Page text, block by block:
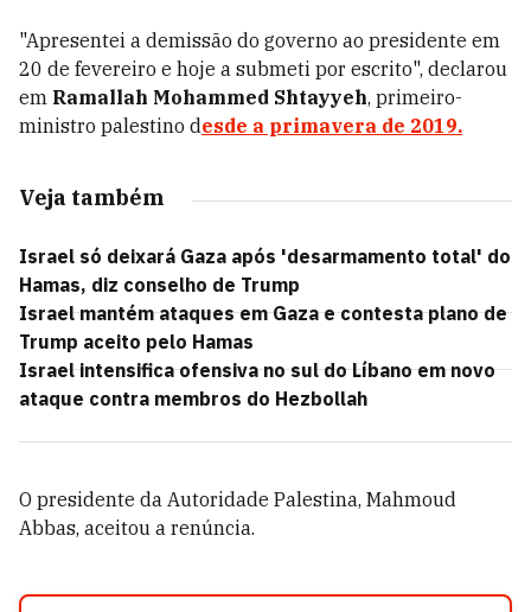
"Apresentei a demissão do governo ao presidente em
20 de fevereiro e hoje a submeti por escrito", declarou
em Ramallah Mohammed Shtayyeh, primeiro-
ministro palestino desde a primavera de 2019.
Veja também
Israel só deixará Gaza após 'desarmamento total' do
Hamas, diz conselho de Trump
Israel mantém ataques em Gaza e contesta plano de
Trump aceito pelo Hamas
Israel intensifica ofensiva no sul do Líbano em novo
ataque contra membros do Hezbollah
O presidente da Autoridade Palestina, Mahmoud
Abbas, aceitou a renúncia.